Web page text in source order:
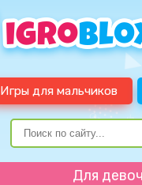
Игры для мальчиков
Для